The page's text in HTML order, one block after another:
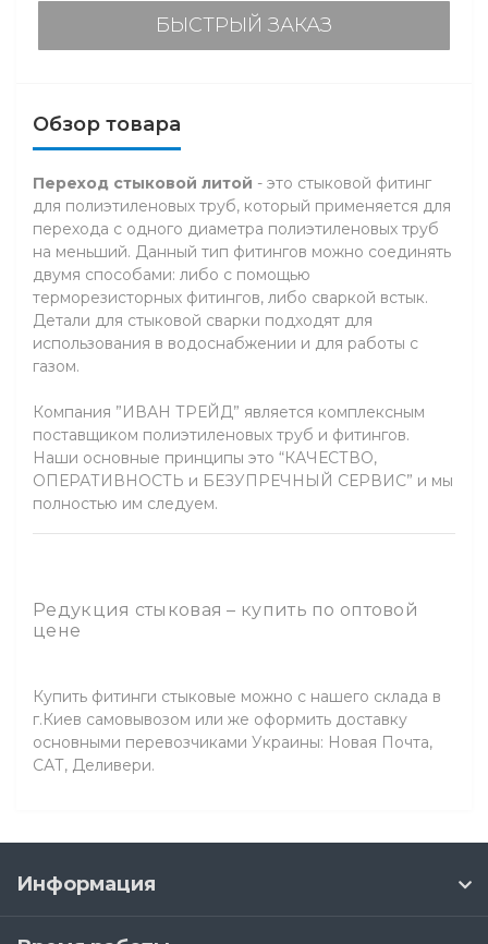
БЫСТРЫЙ ЗАКАЗ
Обзор товара
Переход стыковой литой - это стыковой фитинг
для полиэтиленовых труб, который применяется для
перехода с одного диаметра полиэтиленовых труб
на меньший. Данный тип фитингов можно соединять
двумя способами: либо с помощью
терморезисторных фитингов, либо сваркой встык.
Детали для стыковой сварки подходят для
использования в водоснабжении и для работы с
газом.
Компания ”ИВАН ТРЕЙД” является комплексным
поставщиком полиэтиленовых труб и фитингов.
Наши основные принципы это “КАЧЕСТВО,
ОПЕРАТИВНОСТЬ и БЕЗУПРЕЧНЫЙ СЕРВИС” и мы
полностью им следуем.
Редукция стыковая – купить по оптовой
цене
Купить фитинги стыковые можно с нашего склада в
г.Киев самовывозом или же оформить доставку
основными перевозчиками Украины: Новая Почта,
САТ, Деливери.
Информация